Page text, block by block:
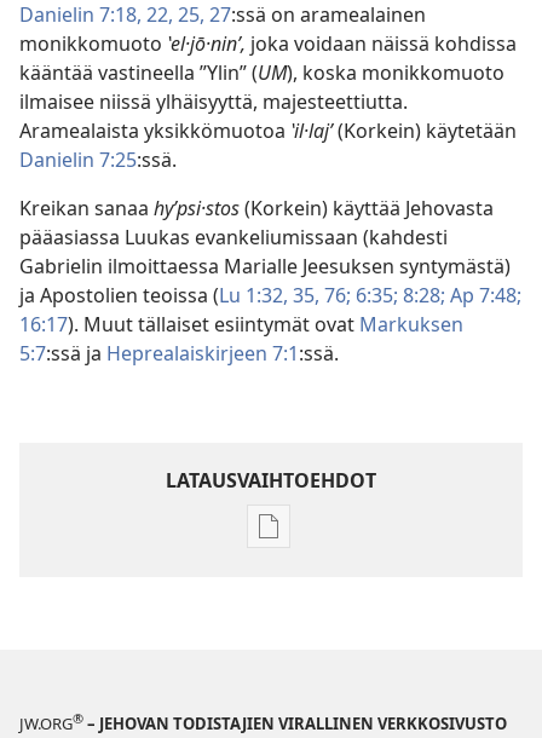
Danielin 7:18, 22, 25, 27:ssä on aramealainen
monikkomuoto ʽel·jō·ninʹ, joka voidaan näissä kohdissa
kääntää vastineella ”Ylin” (UM), koska monikkomuoto
ilmaisee niissä ylhäisyyttä, majesteettiutta.
Aramealaista yksikkömuotoa ʽil·lajʹ(Korkein) käytetään
Danielin 7:25:ssä.
Kreikan sanaa hyʹpsi·stos(Korkein) käyttää Jehovasta
pääasiassa Luukas evankeliumissaan (kahdesti
Gabrielin ilmoittaessa Marialle Jeesuksen syntymästä)
ja Apostolien teoissa (Lu 1:32, 35, 76; 6:35; 8:28; Ap 7:48;
16:17). Muut tällaiset esiintymät ovat Markuksen
5:7:ssä ja Heprealaiskirjeen 7:1:ssä.
LATAUSVAIHTOEHDOT
Julkaisujen
JW.ORG® – JEHOVAN TODISTAJIEN VIRALLINEN VERKKOSIVUSTO